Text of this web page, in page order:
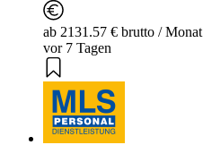
ab 2131.57 € brutto / Monat
vor 7 Tagen